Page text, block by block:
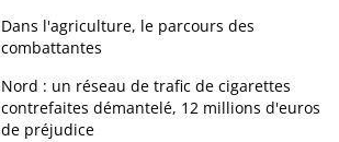
Dans l'agriculture, le parcours des
combattantes
Nord : un réseau de trafic de cigarettes
contrefaites démantelé, 12 millions d'euros
de préjudice